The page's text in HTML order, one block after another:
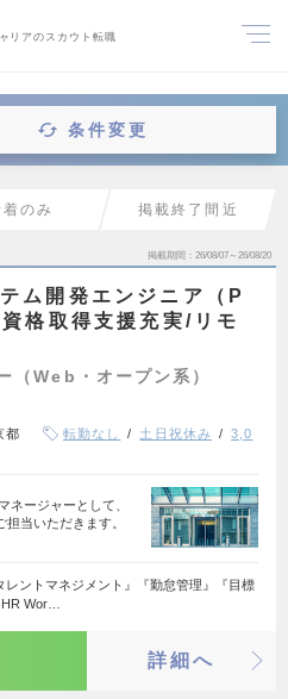
リアのスカウト転職
条件変更
着のみ 掲載終了間近
掲載期間 26/08/07～26/08/20
ム開発エンジニア（P
取得支援充実/リモ
（Web・オープン系）
都 転勤なし 土日祝休み
3,0
ネージャーとして、
当いただきます。
レントマネジメント』『勤怠管理』『目標
Wor…
詳細へ